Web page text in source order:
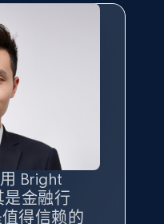
Date
post, and more.
注册使用
Bright
是金融行
得信赖的
最好、
是 Bright
作用的地